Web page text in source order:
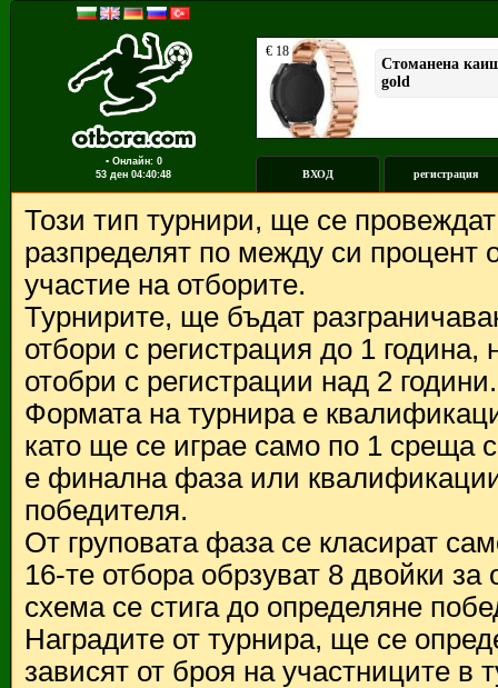
▪ Онлайн: 0
53 ден 04:40:48 ВХОД регистрация
Този тип турнири, ще се
разпределят по между си процент
участие на отборите.
Турнирите, ще бъдат
отбори с регистрация до 1
отобри с регистрации над 2 години.
Формата на турнира е
като ще се играе само по 1 среща
е финална фаза или
победителя.
От груповата фаза се класират
16-те отбора обрзуват 8 двойки
схема се стига до определяне
Наградите от турнира, ще се
зависят от броя на участниците в